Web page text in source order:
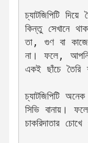
চ্যাটজিপিটি
কিন্তু সেখানে
তা, গুণ বা
না। ফলে, আপনি
একই ছাঁচে
চ্যাটজিপিটি
সিভি বানায়।
চাকরিদাতার